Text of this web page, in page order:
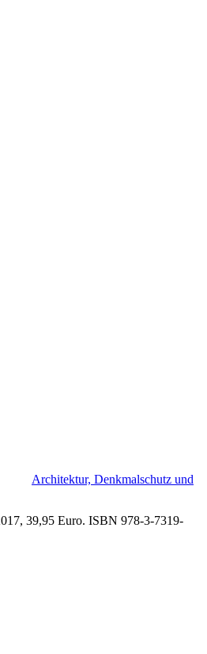
Architektur, Denkmalschutz und
39,95 Euro. ISBN 978-3-7319-